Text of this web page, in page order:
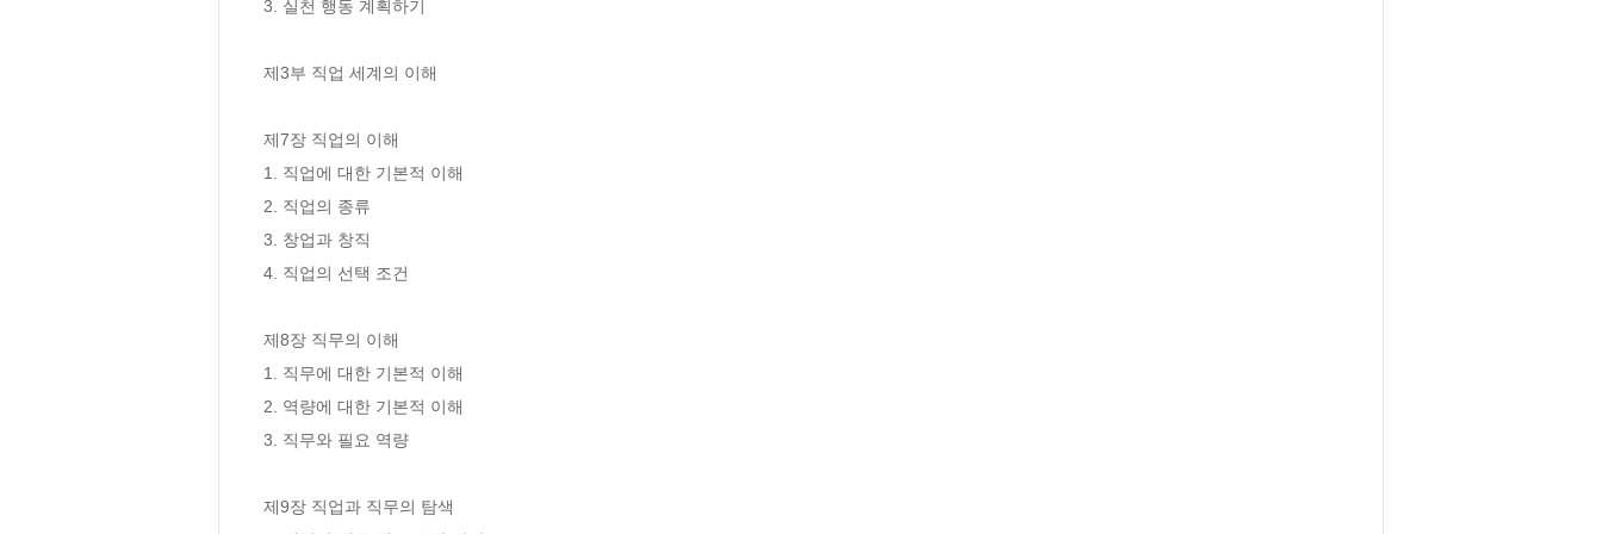
3. 실천 행동 계획하기
제3부 직업 세계의 이해
제7장 직업의 이해
1. 직업에 대한 기본적 이해
2. 직업의 종류
3. 창업과 창직
4. 직업의 선택 조건
제8장 직무의 이해
1. 직무에 대한 기본적 이해
2. 역량에 대한 기본적 이해
3. 직무와 필요 역량
제9장 직업과 직무의 탐색